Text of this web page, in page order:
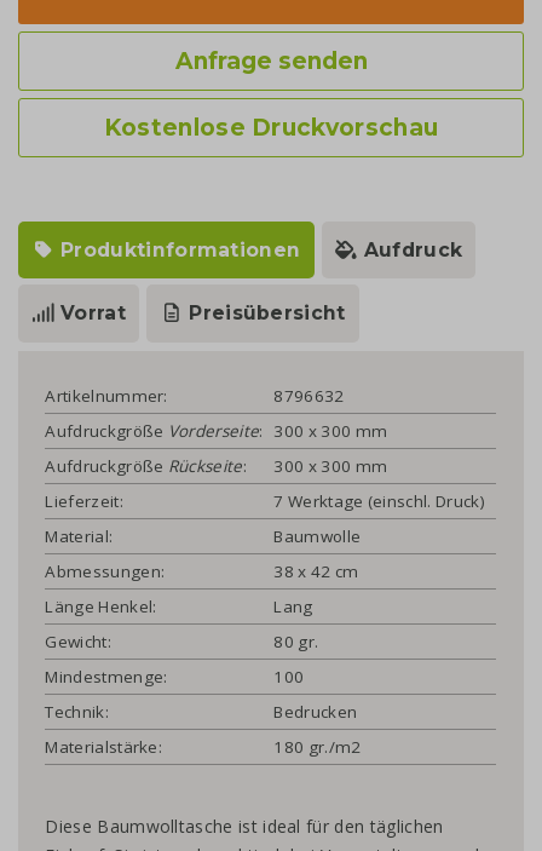
Anfrage senden
Kostenlose Druckvorschau
Produktinformationen Aufdruck
Vorrat Preisübersicht
Artikelnummer:
8796632
Aufdruckgröße Vorderseite:
300 x 300 mm
Aufdruckgröße Rückseite:
300 x 300 mm
Lieferzeit:
7 Werktage (einschl. Druck)
Material:
Baumwolle
Abmessungen:
38 x 42 cm
Länge Henkel:
Lang
Gewicht:
80 gr.
Mindestmenge:
100
Technik:
Bedrucken
Materialstärke:
180 gr./m2
Diese Baumwolltasche ist ideal für den täglichen